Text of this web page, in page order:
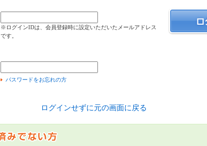
※ログインIDは、会員登録時に設定いただいたメールアドレス
です。
パスワードをお忘れの方
ログインせずに元の画面に戻る